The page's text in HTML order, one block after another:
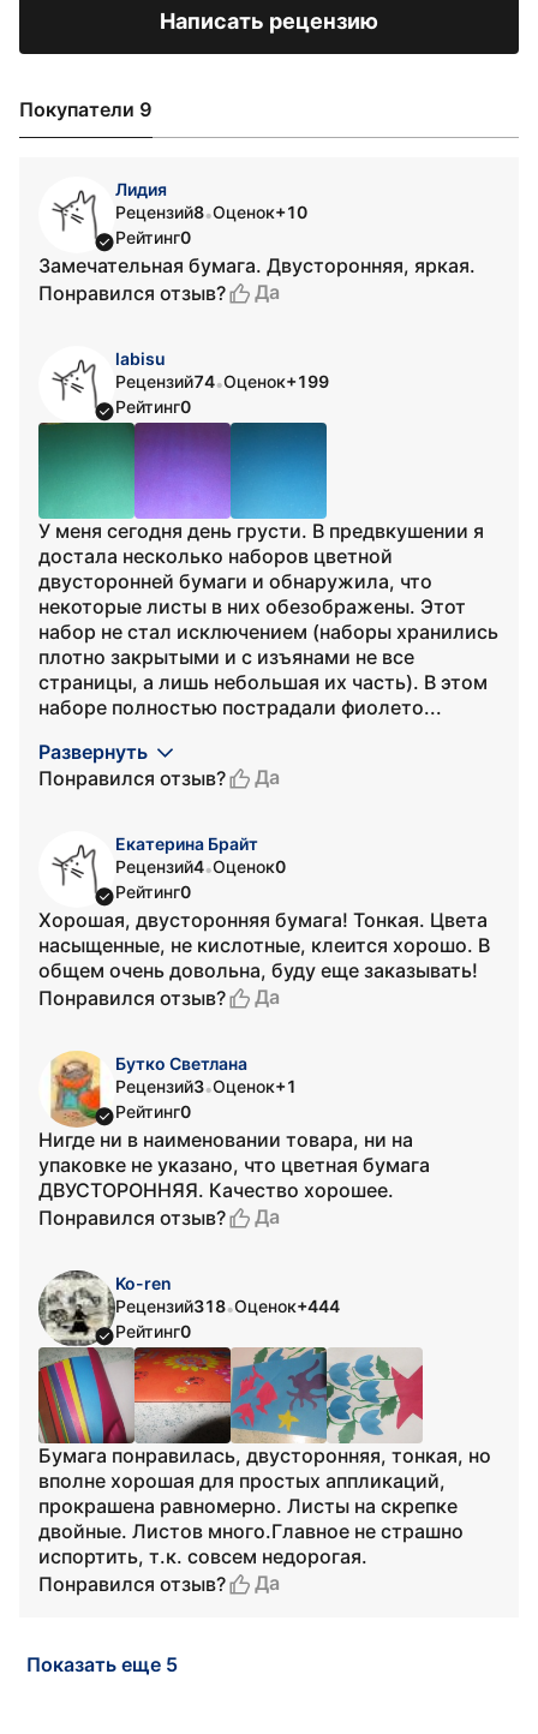
Написать рецензию
Покупатели 9
Лидия
Рецензий8•Оценок+10
Рейтинг0
Замечательная бумага. Двусторонняя, яркая.
Понравился отзыв?
Да
labisu
Рецензий74•Оценок+199
Рейтинг0
У меня сегодня день грусти. В предвкушении я
достала несколько наборов цветной
двусторонней бумаги и обнаружила, что
некоторые листы в них обезображены. Этот
набор не стал исключением (наборы хранились
плотно закрытыми и с изъянами не все
страницы, а лишь небольшая их часть). В этом
наборе полностью пострадали фиолето...
Развернуть
Понравился отзыв?
Да
Екатерина Брайт
Рецензий4•Оценок0
Рейтинг0
Хорошая, двусторонняя бумага! Тонкая. Цвета
насыщенные, не кислотные, клеится хорошо. В
общем очень довольна, буду еще заказывать!
Понравился отзыв?
Да
Бутко Светлана
Рецензий3•Оценок+1
Рейтинг0
Нигде ни в наименовании товара, ни на
упаковке не указано, что цветная бумага
ДВУСТОРОННЯЯ. Качество хорошее.
Понравился отзыв?
Да
Ko-ren
Рецензий318•Оценок+444
Рейтинг0
Бумага понравилась, двусторонняя, тонкая, но
вполне хорошая для простых аппликаций,
прокрашена равномерно. Листы на скрепке
двойные. Листов много.Главное не страшно
испортить, т.к. совсем недорогая.
Понравился отзыв?
Да
Показать еще 5